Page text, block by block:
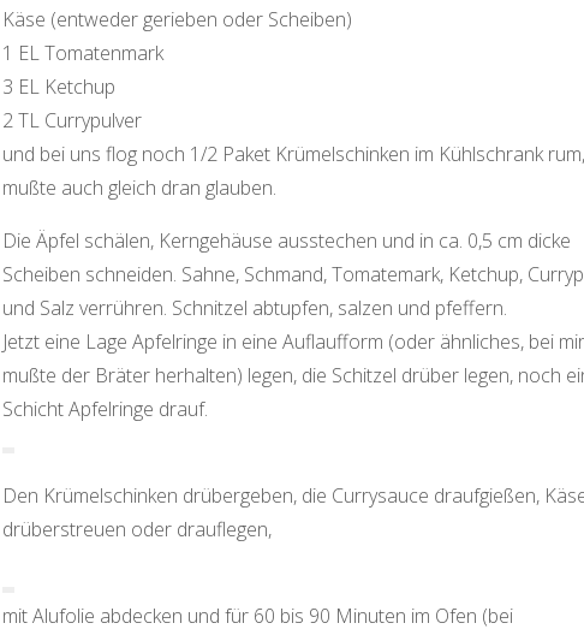
Käse (entweder gerieben oder Scheiben)
1 EL Tomatenmark
3 EL Ketchup
2 TL Currypulver
und bei uns flog noch 1/2 Paket Krümelschinken im Kühlschrank
mußte auch gleich dran glauben.
Die Äpfel schälen, Kerngehäuse ausstechen und in ca. 0,5 cm dicke
Scheiben schneiden. Sahne, Schmand, Tomatemark, Ketchup,
und Salz verrühren. Schnitzel abtupfen, salzen und pfeffern.
Jetzt eine Lage Apfelringe in eine Auflaufform (oder ähnliches, bei mir
mußte der Bräter herhalten) legen, die Schitzel drüber legen, noch
Schicht Apfelringe drauf.
Den Krümelschinken drübergeben, die Currysauce draufgießen,
drüberstreuen oder drauflegen,
mit Alufolie abdecken und für 60 bis 90 Minuten im Ofen (bei